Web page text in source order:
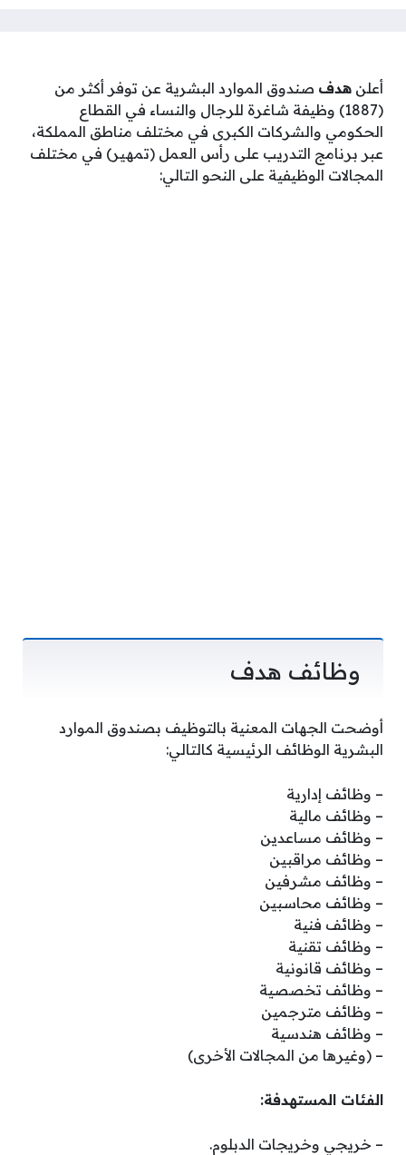
أعلن هدف صندوق الموارد البشرية عن توفر أكثر من
(1887) وظيفة شاغرة للرجال والنساء في القطاع
الحكومي والشركات الكبرى في مختلف مناطق المملكة،
عبر برنامج التدريب على رأس العمل (تمهير) في مختلف
المجالات الوظيفية على النحو التالي:
وظائف هدف
أوضحت الجهات المعنية بالتوظيف بصندوق الموارد
البشرية الوظائف الرئيسية كالتالي:
– وظائف إدارية
– وظائف مالية
– وظائف مساعدين
– وظائف مراقبين
– وظائف مشرفين
– وظائف محاسبين
– وظائف فنية
– وظائف تقنية
– وظائف قانونية
– وظائف تخصصية
– وظائف مترجمين
– وظائف هندسية
– (وغيرها من المجالات الأخرى)
الفئات المستهدفة:
– خريجي وخريجات الدبلوم.